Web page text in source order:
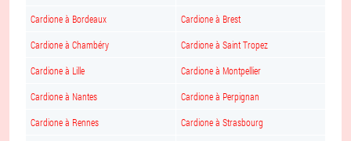
Cardione à Bordeaux Cardione à Brest
Cardione à Chambéry Cardione à Saint Tropez
Cardione à Lille Cardione à Montpellier
Cardione à Nantes Cardione à Perpignan
Cardione à Rennes Cardione à Strasbourg